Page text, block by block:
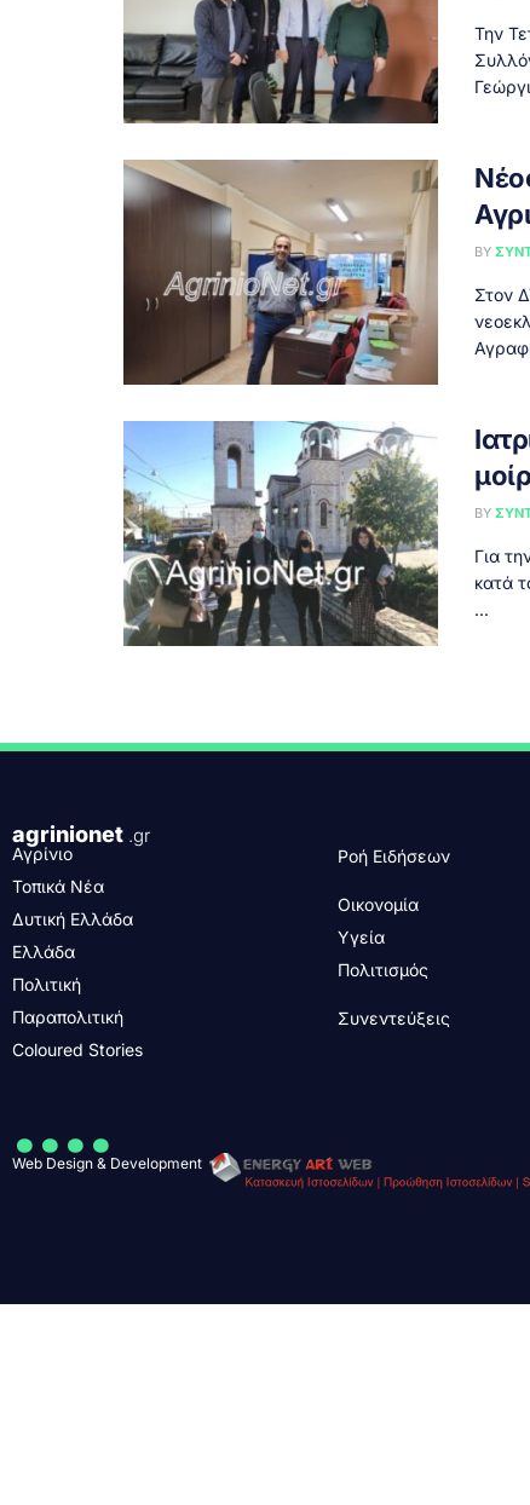
Την
BY
Στον
BY
Για
κατά
...
agrinionet .gr
Αγρίνιο
Τοπικά Νέα
Δυτική Ελλάδα
Ελλάδα
Πολιτική
Παραπολιτική
Coloured Stories
Ροή Ειδήσεων
Οικονομία
Υγεία
Πολιτισμός
Συνεντεύξεις
....
Web Design & Development